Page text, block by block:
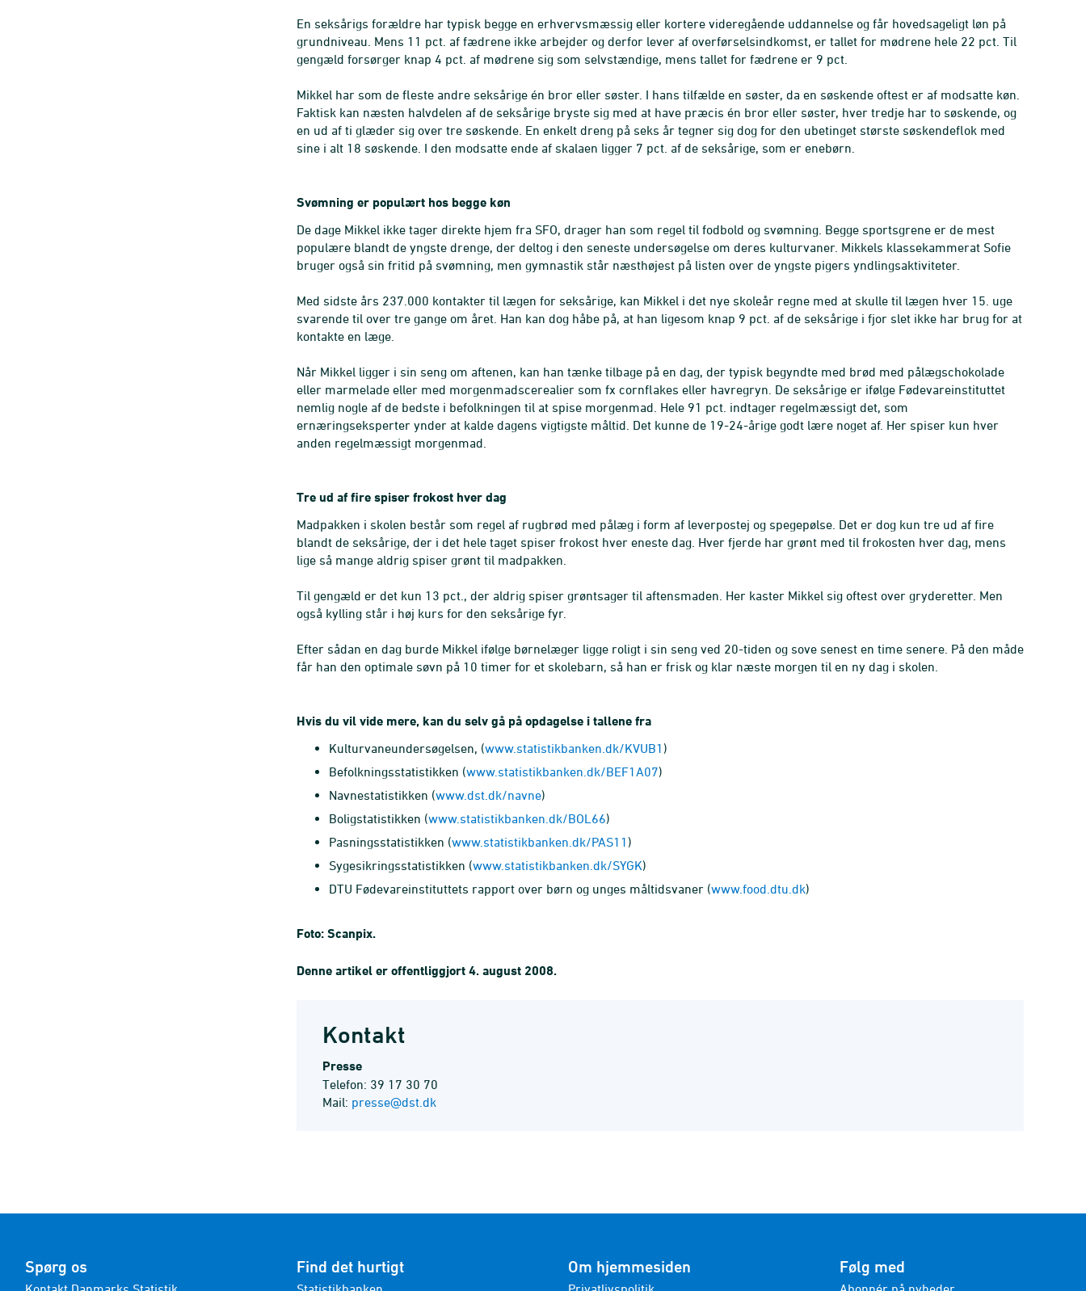
En seksårigs forældre har typisk begge en erhvervsmæssig eller kortere videregående uddannelse og får hovedsageligt løn på
grundniveau. Mens 11 pct. af fædrene ikke arbejder og derfor lever af overførselsindkomst, er tallet for mødrene hele 22 pct. Til
gengæld forsørger knap 4 pct. af mødrene sig som selvstændige, mens tallet for fædrene er 9 pct.
Mikkel har som de fleste andre seksårige én bror eller søster. I hans tilfælde en søster, da en søskende oftest er af modsatte køn.
Faktisk kan næsten halvdelen af de seksårige bryste sig med at have præcis én bror eller søster, hver tredje har to søskende, og
en ud af ti glæder sig over tre søskende. En enkelt dreng på seks år tegner sig dog for den ubetinget største søskendeflok med
sine i alt 18 søskende. I den modsatte ende af skalaen ligger 7 pct. af de seksårige, som er enebørn.
Svømning er populært hos begge køn
De dage Mikkel ikke tager direkte hjem fra SFO, drager han som regel til fodbold og svømning. Begge sportsgrene er de mest
populære blandt de yngste drenge, der deltog i den seneste undersøgelse om deres kulturvaner. Mikkels klassekammerat Sofie
bruger også sin fritid på svømning, men gymnastik står næsthøjest på listen over de yngste pigers yndlingsaktiviteter.
Med sidste års 237.000 kontakter til lægen for seksårige, kan Mikkel i det nye skoleår regne med at skulle til lægen hver 15. uge
svarende til over tre gange om året. Han kan dog håbe på, at han ligesom knap 9 pct. af de seksårige i fjor slet ikke har brug for at
kontakte en læge.
Når Mikkel ligger i sin seng om aftenen, kan han tænke tilbage på en dag, der typisk begyndte med brød med pålægschokolade
eller marmelade eller med morgenmadscerealier som fx cornflakes eller havregryn. De seksårige er ifølge Fødevareinstituttet
nemlig nogle af de bedste i befolkningen til at spise morgenmad. Hele 91 pct. indtager regelmæssigt det, som
ernæringseksperter ynder at kalde dagens vigtigste måltid. Det kunne de 19-24-årige godt lære noget af. Her spiser kun hver
anden regelmæssigt morgenmad.
Tre ud af fire spiser frokost hver dag
Madpakken i skolen består som regel af rugbrød med pålæg i form af leverpostej og spegepølse. Det er dog kun tre ud af fire
blandt de seksårige, der i det hele taget spiser frokost hver eneste dag. Hver fjerde har grønt med til frokosten hver dag, mens
lige så mange aldrig spiser grønt til madpakken.
Til gengæld er det kun 13 pct., der aldrig spiser grøntsager til aftensmaden. Her kaster Mikkel sig oftest over gryderetter. Men
også kylling står i høj kurs for den seksårige fyr.
Efter sådan en dag burde Mikkel ifølge børnelæger ligge roligt i sin seng ved 20-tiden og sove senest en time senere. På den måde
får han den optimale søvn på 10 timer for et skolebarn, så han er frisk og klar næste morgen til en ny dag i skolen.
Hvis du vil vide mere, kan du selv gå på opdagelse i tallene fra
Kulturvaneundersøgelsen, (www.statistikbanken.dk/KVUB1)
Befolkningsstatistikken (www.statistikbanken.dk/BEF1A07)
Navnestatistikken (www.dst.dk/navne)
Boligstatistikken (www.statistikbanken.dk/BOL66)
Pasningsstatistikken (www.statistikbanken.dk/PAS11)
Sygesikringsstatistikken (www.statistikbanken.dk/SYGK)
DTU Fødevareinstituttets rapport over børn og unges måltidsvaner (www.food.dtu.dk)
Foto: Scanpix.
Denne artikel er offentliggjort 4. august 2008.
Kontakt
Presse
Telefon: 39 17 30 70
Mail: presse@dst.dk
Spørg os Find det hurtigt Om hjemmesiden Følg med